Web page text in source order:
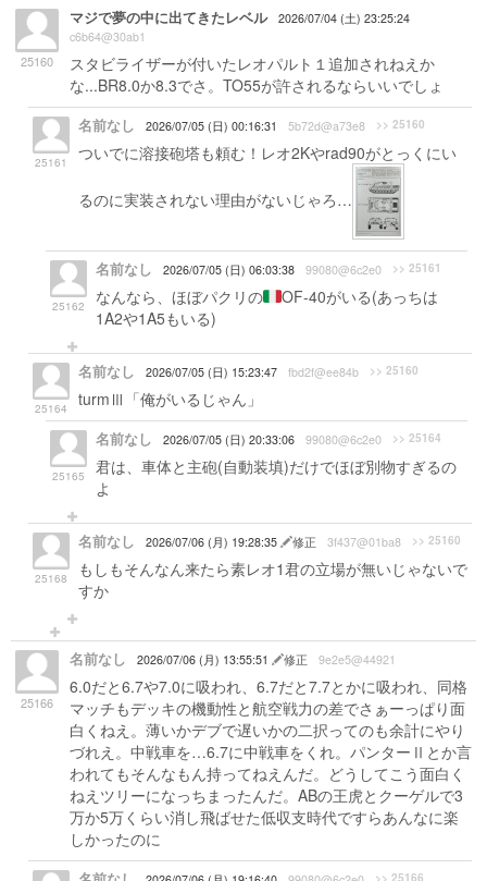
25160
マジで夢の中に出てきたレベル
2026/07/04 (土) 23:25:24
c6b64@30ab1
スタビライザーが付いたレオパルト１追加されねえか
な...BR8.0か8.3でさ。TO55が許されるならいいでしょ
25161
名前なし 2026/07/05 (日) 00:16:31 5b72d@a73e8 >> 25160
ついでに溶接砲塔も頼む！レオ2Kやrad90がとっくにい
るのに実装されない理由がないじゃろ…
25162
名前なし 2026/07/05 (日) 06:03:38 99080@6c2e0 >> 25161
なんなら、ほぼパクリの
OF-40がいる(あっちは
1A2や1A5もいる)
25164
名前なし 2026/07/05 (日) 15:23:47 fbd2f@ee84b >> 25160
turmⅢ「俺がいるじゃん」
25165
名前なし 2026/07/05 (日) 20:33:06 99080@6c2e0 >> 25164
君は、車体と主砲(自動装填)だけでほぼ別物すぎるの
よ
25168
名前なし 2026/07/06 (月) 19:28:35 修正 3f437@01ba8 >> 25160
もしもそんなん来たら素レオ1君の立場が無いじゃないで
すか
25166
名前なし 2026/07/06 (月) 13:55:51 修正 9e2e5@44921
6.0だと6.7や7.0に吸われ、6.7だと7.7とかに吸われ、同格
マッチもデッキの機動性と航空戦力の差でさぁーっぱり面
白くねえ。薄いかデブで遅いかの二択ってのも余計にやり
づれえ。中戦車を…6.7に中戦車をくれ。パンターⅡとか言
われてもそんなもん持ってねえんだ。どうしてこう面白く
ねえツリーになっちまったんだ。ABの王虎とクーゲルで3
万か5万くらい消し飛ばせた低収支時代ですらあんなに楽
しかったのに
>> 25166